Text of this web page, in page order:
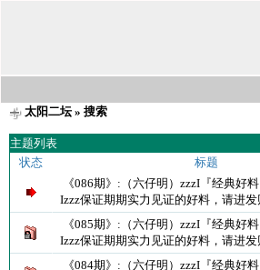
太阳二坛» 搜索
主题列表
状态
标题
《086期》:（六仔明）zzzI『经典好
Izzz保证期期实力见证的好料，请进发
《085期》:（六仔明）zzzI『经典好
Izzz保证期期实力见证的好料，请进发
《084期》:（六仔明）zzzI『经典好